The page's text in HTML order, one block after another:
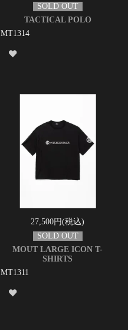
TACTICAL POLO
MT1314
27,500円(税込)
MOUT LARGE ICON T-
SHIRTS
MT1311